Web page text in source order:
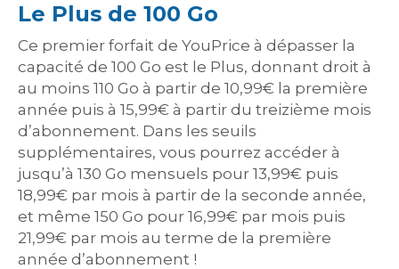
Le Plus de 100 Go
Ce premier forfait de YouPrice à dépasser la
capacité de 100 Go est le Plus, donnant droit à
au moins 110 Go à partir de 10,99€ la première
année puis à 15,99€ à partir du treizième mois
d’abonnement. Dans les seuils
supplémentaires, vous pourrez accéder à
jusqu’à 130 Go mensuels pour 13,99€ puis
18,99€ par mois à partir de la seconde année,
et même 150 Go pour 16,99€ par mois puis
21,99€ par mois au terme de la première
année d’abonnement !